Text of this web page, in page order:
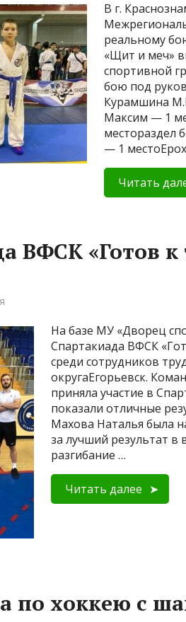
В г.
реальному
«Щит и меч»
спортивной
бою под
Курамшина
Максим — 1
местораздел
— 1
Читать
ВФСК «Готов к
На базе МУ «Дворец
Спартакиада ВФСК
среди сотрудников
округаЕгорьевск.
приняла участие в
показали отличные
Махова Наталья была
за лучший результат в
разгибание …
Читать далее
по хоккею с